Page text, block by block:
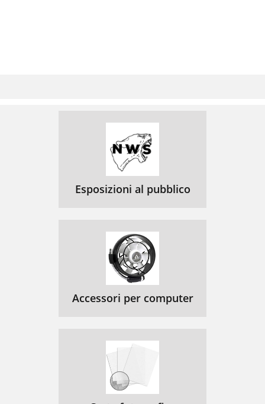
Esposizioni al pubblico
Accessori per computer